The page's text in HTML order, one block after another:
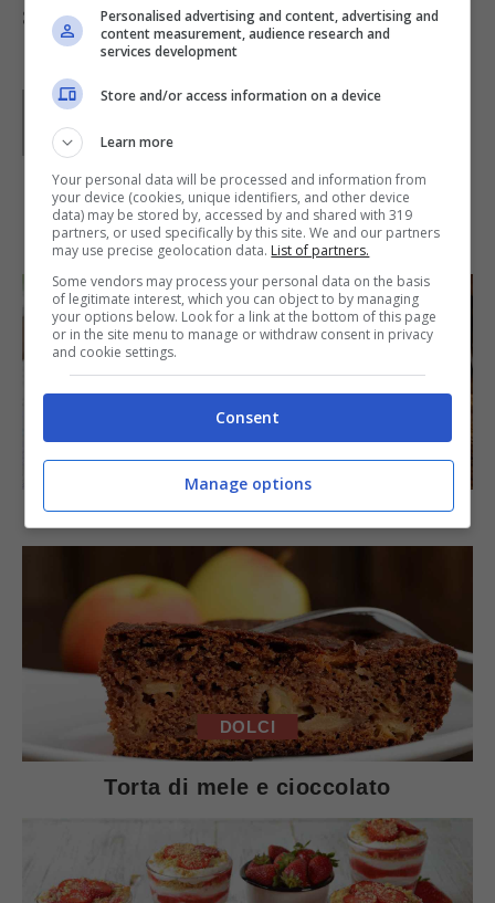
Servite subito.
Parole diGIeGI
2013, spaziando tra tutte le tipologie di ricette, con un
IN PRIMO PIANO
Arista di maiale al latte
DOLCI
Torta di mele e cioccolato
Personalised advertising and content, advertising and
content measurement, audience research and
services development
Store and/or access information on a device
Learn more
Your personal data will be processed and information from
your device (cookies, unique identifiers, and other device
data) may be stored by, accessed by and shared with 319
partners, or used specifically by this site. We and our partners
may use precise geolocation data. List of partners.
Some vendors may process your personal data on the basis
of legitimate interest, which you can object to by managing
your options below. Look for a link at the bottom of this page
or in the site menu to manage or withdraw consent in privacy
and cookie settings.
Consent
Manage options